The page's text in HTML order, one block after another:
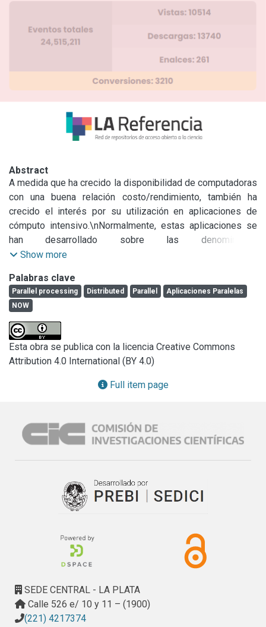
Abstract
A medida que ha crecido la disponibilidad de computadoras
con una buena relación costo/rendimiento, también ha
crecido el interés por su utilización en aplicaciones de
cómputo intensivo.\nNormalmente, estas aplicaciones se
han desarrollado sobre las denominadas
supercomputadoras, la mayoría de las cuales han hecho
(pipelines) ya nivel del software (por medio de programas
paralelos). El problema más difícil de solucionar en el
ámbito de las supercomputadoras ha sido tradicionalmente
el de su alto costo, que no varía a pesar de los avances
tecnológicos y de la ampliación de los usuarios de las
aplicaciones.
Show more
Palabras clave
Parallel processing Distributed Parallel
Aplicaciones Paralelas
NOW
Esta obra se publica con la licencia Creative Commons
Attribution 4.0 International (BY 4.0)
Full item page
SEDE CENTRAL - LA PLATA
Calle 526 e/ 10 y 11 – (1900)
(221) 4217374